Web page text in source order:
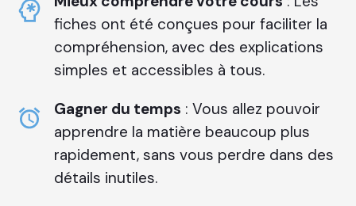
fiches ont été conçues pour faciliter la
compréhension, avec des explications
simples et accessibles à tous.
Gagner du temps : Vous allez pouvoir
apprendre la matière beaucoup plus
rapidement, sans vous perdre dans des
détails inutiles.